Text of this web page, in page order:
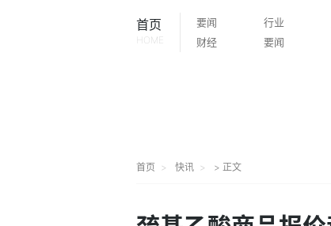
首页
HOME
要闻 行业
财经
要闻
首页 快讯 > 正文